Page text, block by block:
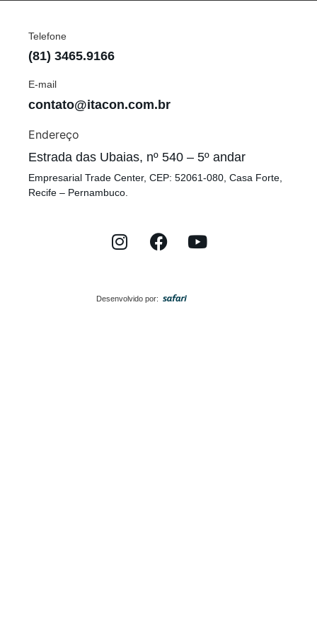
Telefone
(81) 3465.9166
E-mail
contato@itacon.com.br
Endereço
Estrada das Ubaias, nº 540 – 5º andar
Empresarial Trade Center, CEP: 52061-080, Casa Forte,
Recife – Pernambuco.
Desenvolvido por: